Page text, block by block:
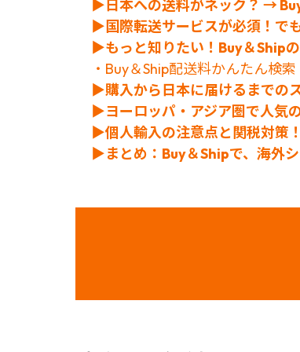
▶日本への送料がネック？ →
▶国際転送サービスが必須！で
▶もっと知りたい！Buy＆Ship
・Buy＆Ship配送料かんたん検索
▶購入から日本に届けるまでの
▶ヨーロッパ・アジア圏で人気
▶個人輸入の注意点と関税対策！
▶まとめ：Buy＆Shipで、海外